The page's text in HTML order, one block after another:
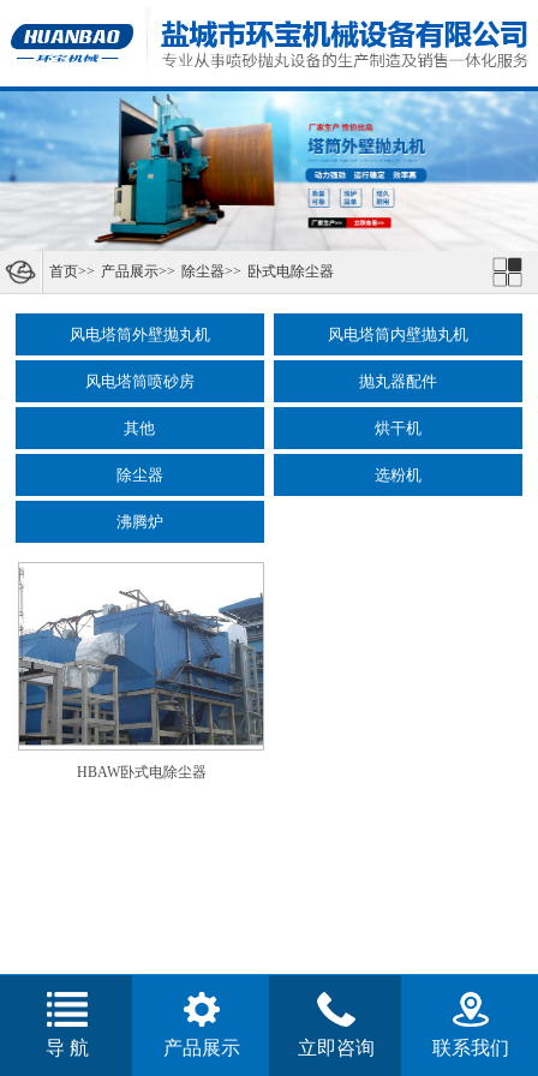
首页>> 产品展示>> 除尘器>> 卧式电除尘器
风电塔筒外壁抛丸机 风电塔筒内壁抛丸机
风电塔筒喷砂房 抛丸器配件
其他 烘干机
除尘器 选粉机
沸腾炉
HBAW卧式电除尘器
导 航 产品展示 立即咨询 联系我们